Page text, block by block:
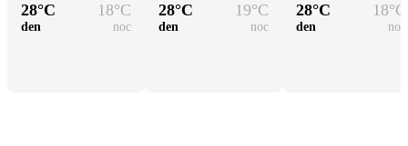
28°C 18°C
den noc
28°C 19°C
den noc
28°C 18°C
den noc